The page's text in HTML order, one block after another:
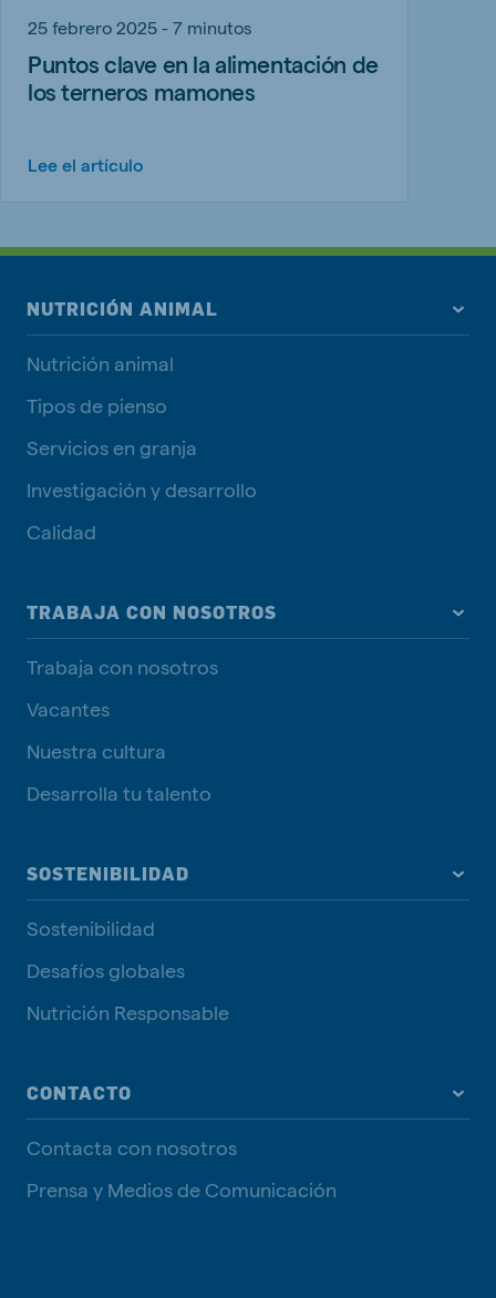
25 febrero 2025 - 7 minutos
Puntos clave en la alimentación de
los terneros mamones
Lee el artículo
NUTRICIÓN ANIMAL
Nutrición animal
Tipos de pienso
Servicios en granja
Investigación y desarrollo
Calidad
TRABAJA CON NOSOTROS
Trabaja con nosotros
Vacantes
Nuestra cultura
Desarrolla tu talento
SOSTENIBILIDAD
Sostenibilidad
Desafíos globales
Nutrición Responsable
CONTACTO
Contacta con nosotros
Prensa y Medios de Comunicación